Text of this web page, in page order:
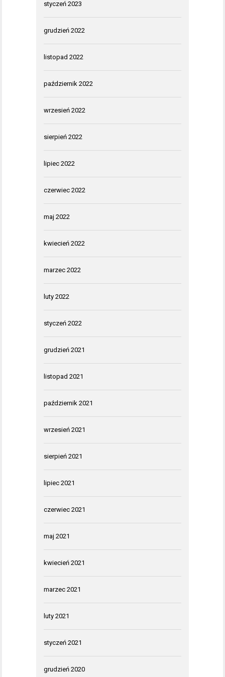
styczeń 2023
grudzień 2022
listopad 2022
październik 2022
wrzesień 2022
sierpień 2022
lipiec 2022
czerwiec 2022
maj 2022
kwiecień 2022
marzec 2022
luty 2022
styczeń 2022
grudzień 2021
listopad 2021
październik 2021
wrzesień 2021
sierpień 2021
lipiec 2021
czerwiec 2021
maj 2021
kwiecień 2021
marzec 2021
luty 2021
styczeń 2021
grudzień 2020